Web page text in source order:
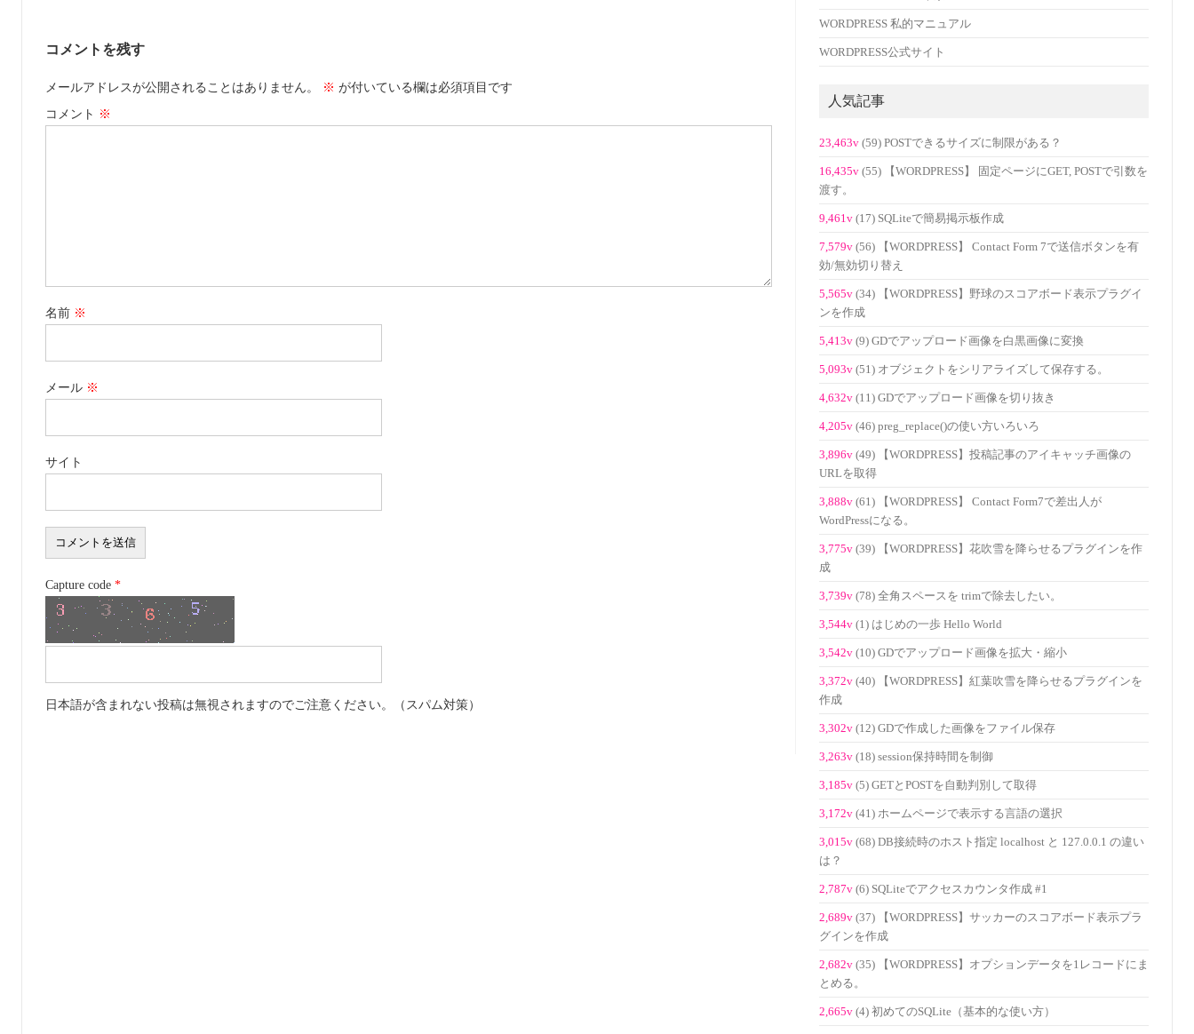
コメントを残す
メールアドレスが公開されることはありません。 ※ が付いている欄は必須項目です
コメント ※
名前 ※
メール ※
サイト
Capture code *
日本語が含まれない投稿は無視されますのでご注意ください。（スパム対策）
WORDPRESS 私的マニュアル
WORDPRESS公式サイト
人気記事
23,463v (59) POSTできるサイズに制限がある？
16,435v (55) 【WORDPRESS】 固定ページにGET, POSTで引数を
渡す。
9,461v (17) SQLiteで簡易掲示板作成
7,579v (56) 【WORDPRESS】 Contact Form 7で送信ボタンを有
効/無効切り替え
5,565v (34) 【WORDPRESS】野球のスコアボード表示プラグイ
ンを作成
5,413v (9) GDでアップロード画像を白黒画像に変換
5,093v (51) オブジェクトをシリアライズして保存する。
4,632v (11) GDでアップロード画像を切り抜き
4,205v (46) preg_replace()の使い方いろいろ
3,896v (49) 【WORDPRESS】投稿記事のアイキャッチ画像の
URLを取得
3,888v (61) 【WORDPRESS】 Contact Form7で差出人が
WordPressになる。
3,775v (39) 【WORDPRESS】花吹雪を降らせるプラグインを作
成
3,739v (78) 全角スペースを trimで除去したい。
3,544v (1) はじめの一歩 Hello World
3,542v (10) GDでアップロード画像を拡大・縮小
3,372v (40) 【WORDPRESS】紅葉吹雪を降らせるプラグインを
作成
3,302v (12) GDで作成した画像をファイル保存
3,263v (18) session保持時間を制御
3,185v (5) GETとPOSTを自動判別して取得
3,172v (41) ホームページで表示する言語の選択
3,015v (68) DB接続時のホスト指定 localhost と 127.0.0.1 の違い
は？
2,787v (6) SQLiteでアクセスカウンタ作成 #1
2,689v (37) 【WORDPRESS】サッカーのスコアボード表示プラ
グインを作成
2,682v (35) 【WORDPRESS】オプションデータを1レコードにま
とめる。
2,665v (4) 初めてのSQLite（基本的な使い方）